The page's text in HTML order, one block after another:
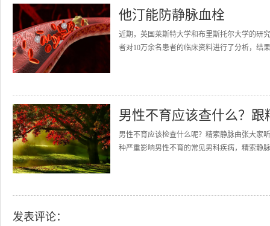
他汀能防静脉血栓
近期，英国莱斯特大学和布里斯托尔大学的研
者对10万余名患者的临床资料进行了分析，结
男性不育应该查什么？
男性不育应该检查什么呢？精索静脉曲张大家
种严重影响男性不育的常见男科疾病，精索静
发表评论：